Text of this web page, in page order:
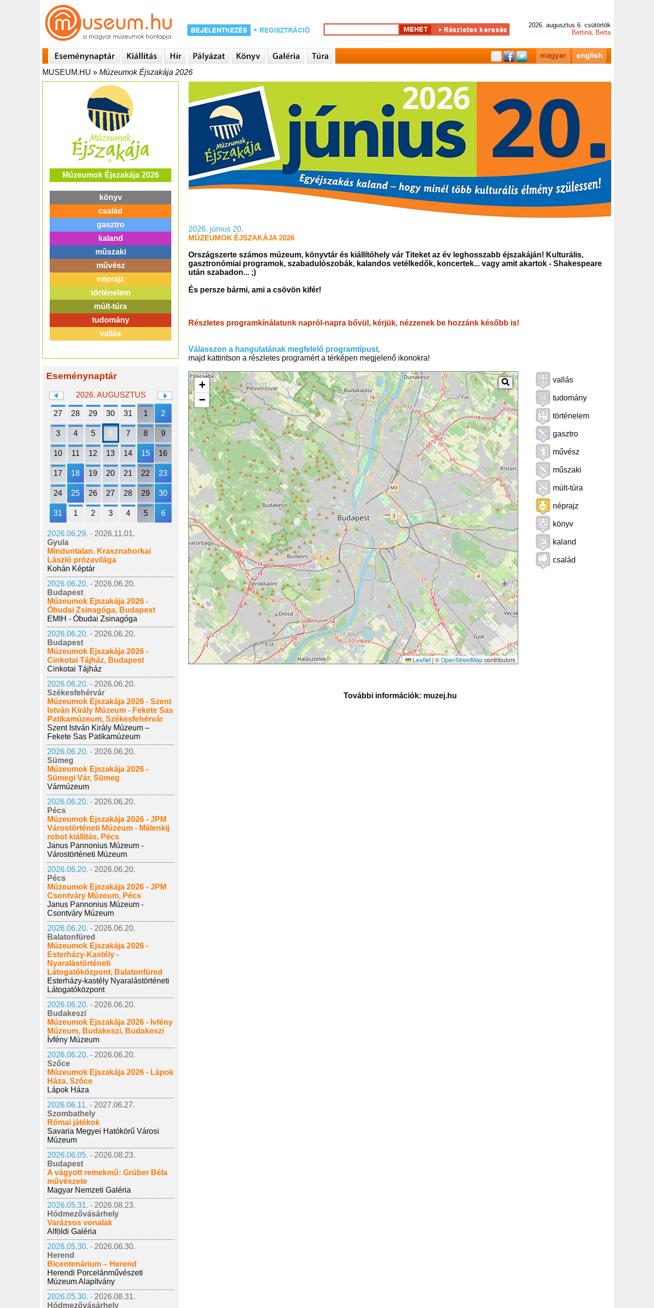
2026. augusztus 6. csütörtök
Bettina, Berta
MUSEUM.HU » Múzeumok Éjszakája 2026
Múzeumok Éjszakája 2026
könyv
család
gasztro
kaland
műszaki
művész
néprajz
történelem
múlt-túra
tudomány
vallás
Eseménynaptár
2026. AUGUSZTUS
27 28 29 30 31 1 2
3 4 5 6 7 8 9
10 11 12 13 14 15 16
17 18 19 20 21 22 23
24 25 26 27 28 29 30
31 1 2 3 4 5 6
2026.06.29. - 2026.11.01.
Gyula
Minduntalan. Krasznahorkai
László prózavilága
Kohán Képtár
2026.06.20. - 2026.06.20.
Budapest
Múzeumok Éjszakája 2026 -
Óbudai Zsinagóga, Budapest
EMIH - Óbudai Zsinagóga
2026.06.20. - 2026.06.20.
Budapest
Múzeumok Éjszakája 2026 -
Cinkotai Tájház, Budapest
Cinkotai Tájház
2026.06.20. - 2026.06.20.
Székesfehérvár
Múzeumok Éjszakája 2026 - Szent
István Király Múzeum - Fekete Sas
Patikamúzeum, Székesfehérvár
Szent István Király Múzeum –
Fekete Sas Patikamúzeum
2026.06.20. - 2026.06.20.
Sümeg
Múzeumok Éjszakája 2026 -
Sümegi Vár, Sümeg
Vármúzeum
2026.06.20. - 2026.06.20.
Pécs
Múzeumok Éjszakája 2026 - JPM
Várostörténeti Múzeum - Málenkij
robot kiállítás, Pécs
Janus Pannonius Múzeum -
Várostörténeti Múzeum
2026.06.20. - 2026.06.20.
Pécs
Múzeumok Éjszakája 2026 - JPM
Csontváry Múzeum, Pécs
Janus Pannonius Múzeum -
Csontváry Múzeum
2026.06.20. - 2026.06.20.
Balatonfüred
Múzeumok Éjszakája 2026 -
Esterházy-Kastély -
Nyaralástörténeti
Látogatóközpont, Balatonfüred
Esterházy-kastély Nyaralástörténeti
Látogatóközpont
2026.06.20. - 2026.06.20.
Budakeszi
Múzeumok Éjszakája 2026 - Ívfény
Múzeum, Budakeszi, Budakeszi
Ívfény Múzeum
2026.06.20. - 2026.06.20.
Szőce
Múzeumok Éjszakája 2026 - Lápok
Háza, Szőce
Lápok Háza
2026.06.11. - 2027.06.27.
Szombathely
Római játékok
Savaria Megyei Hatókörű Városi
Múzeum
2026.06.05. - 2026.08.23.
Budapest
A vágyott remekmű: Grúber Béla
művészete
Magyar Nemzeti Galéria
2026.05.31. - 2026.08.23.
Hódmezővásárhely
Varázsos vonalak
Alföldi Galéria
2026.05.30. - 2026.06.30.
Herend
Bicentenárium – Herend
Herendi Porcelánművészeti
Múzeum Alapítvány
2026.05.30. - 2026.08.31.
Hódmezővásárhely
2026. június 20.
MÚZEUMOK ÉJSZAKÁJA 2026
Országszerte számos múzeum, könyvtár és kiállítóhely vár Titeket az év leghosszabb éjszakáján! Kulturális,
gasztronómiai programok, szabadulószobák, kalandos vetélkedők, koncertek... vagy amit akartok - Shakespeare
után szabadon... ;)
És persze bármi, ami a csövön kifér!
Részletes programkínálatunk napról-napra bővül, kérjük, nézzenek be hozzánk később is!
Válasszon a hangulatának megfelelő programtípust,
majd kattintson a részletes programért a térképen megjelenő ikonokra!
+
−
Leaflet |©OpenStreetMapcontributors
vallás
tudomány
történelem
gasztro
művész
műszaki
múlt-túra
néprajz
könyv
kaland
család
További információk: muzej.hu